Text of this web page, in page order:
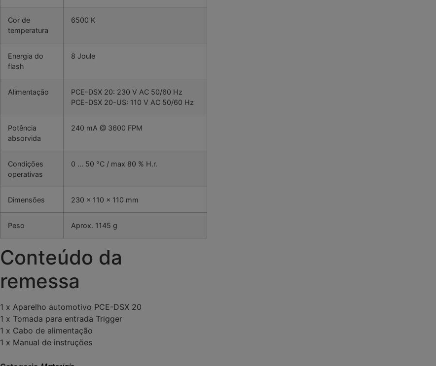
Cor de
temperatura
6500 K
Energia do
flash
8 Joule
Alimentação
PCE-DSX 20: 230 V AC 50/60 Hz
PCE-DSX 20-US: 110 V AC 50/60 Hz
Potência
absorvida
240 mA @ 3600 FPM
Condições
operativas
0 … 50 °C / max 80 % H.r.
Dimensões 230 x 110 x 110 mm
Peso Aprox. 1145 g
Conteúdo da
remessa
1 x Aparelho automotivo PCE-DSX 20
1 x Tomada para entrada Trigger
1 x Cabo de alimentação
1 x Manual de instruções